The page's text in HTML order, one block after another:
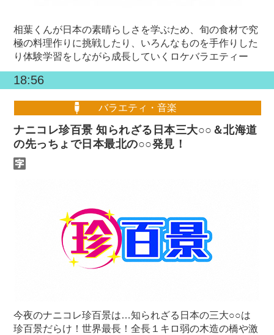
相葉くんが日本の素晴らしさを学ぶため、旬の食材で究
極の料理作りに挑戦したり、いろんなものを手作りした
り体験学習をしながら成長していくロケバラエティー
18:56
バラエティ・音楽
ナニコレ珍百景 知られざる日本三大○○＆北海道
の先っちょで日本最北の○○発見！
今夜のナニコレ珍百景は…知られざる日本の三大○○は
珍百景だらけ！世界最長！全長１キロ弱の木造の橋や激